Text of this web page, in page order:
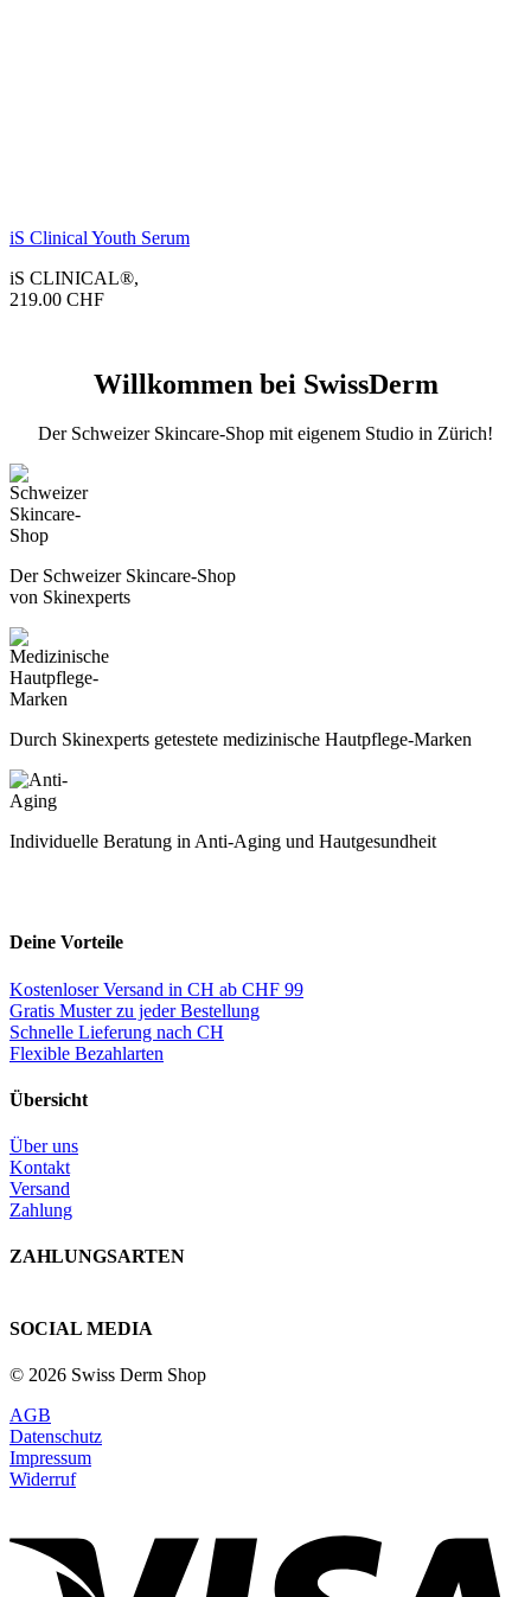
iS Clinical Youth Serum
iS CLINICAL®,
219.00 CHF
Willkommen bei SwissDerm
Der Schweizer Skincare-Shop mit eigenem Studio in Zürich!
Der Schweizer Skincare-Shop
von Skinexperts
Durch Skinexperts getestete medizinische Hautpflege-Marken
Individuelle Beratung in Anti-Aging und Hautgesundheit
Deine Vorteile
Kostenloser Versand in CH ab CHF 99
Gratis Muster zu jeder Bestellung
Schnelle Lieferung nach CH
Flexible Bezahlarten
Übersicht
Über uns
Kontakt
Versand
Zahlung
ZAHLUNGSARTEN
SOCIAL MEDIA
© 2026 Swiss Derm Shop
AGB
Datenschutz
Impressum
Widerruf